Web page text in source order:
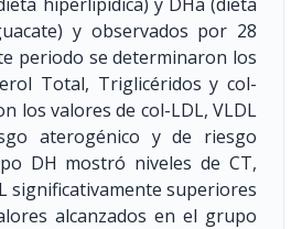
y observados por 28
periodo se determinaron los
Total, Triglicéridos y col-
los valores de col-LDL, VLDL
aterogénico y de riesgo
DH mostró niveles de CT,
significativamente superiores
alcanzados en el grupo